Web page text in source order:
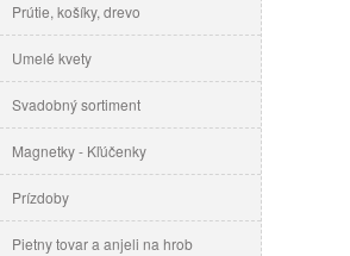
Prútie, košíky, drevo
Umelé kvety
Svadobný sortiment
Magnetky - Kľúčenky
Prízdoby
Pietny tovar a anjeli na hrob